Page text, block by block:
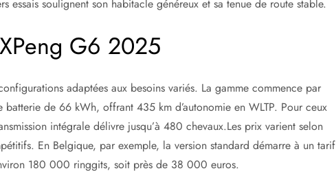
essais soulignent son habitacle généreux et sa tenue de route stable.
G6 2025
adaptées aux besoins variés. La gamme commence par
batterie de 66 kWh, offrant 435 km d’autonomie en WLTP. Pour ceux
intégrale délivre jusqu’à 480 chevaux.Les prix varient selon
En Belgique, par exemple, la version standard démarre à un tarif
180 000 ringgits, soit près de 38 000 euros.